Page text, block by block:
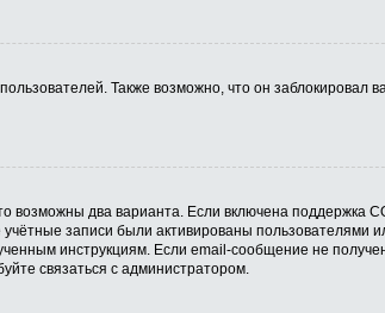
Также возможно, что он
два варианта. Если включена поддержка
записи были активированы
инструкциям. Если email-сообщение не
связаться с администратором.